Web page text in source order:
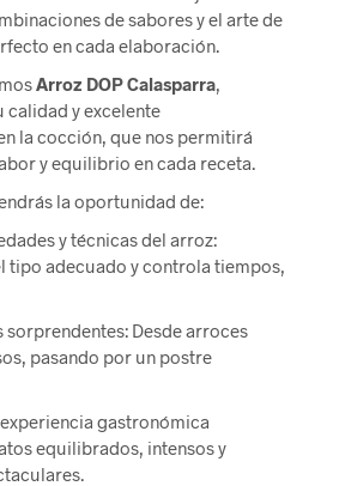
de sabores y el arte de
en cada elaboración.
Arroz DOP Calasparra,
y excelente
la cocción, que nos permitirá
y equilibrio en cada receta.
la oportunidad de:
y técnicas del arroz:
tipo adecuado y controla tiempos,
sorprendentes: Desde arroces
pasando por un postre
gastronómica
equilibrados, intensos y